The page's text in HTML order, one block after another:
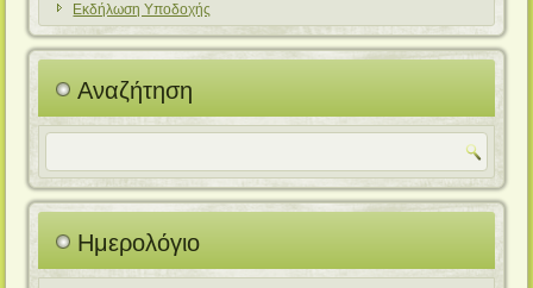
Εκδήλωση Υποδοχής
Αναζήτηση
Ημερολόγιο